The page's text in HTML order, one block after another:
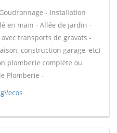
- Installation
en main - Allée de jardin -
transports de gravats -
construction garage, etc)
plomberie complète ou
Plomberie -